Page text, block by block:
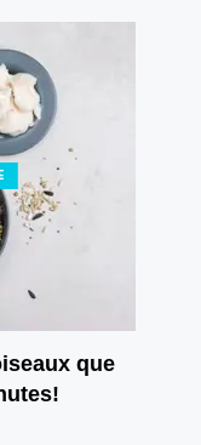
que